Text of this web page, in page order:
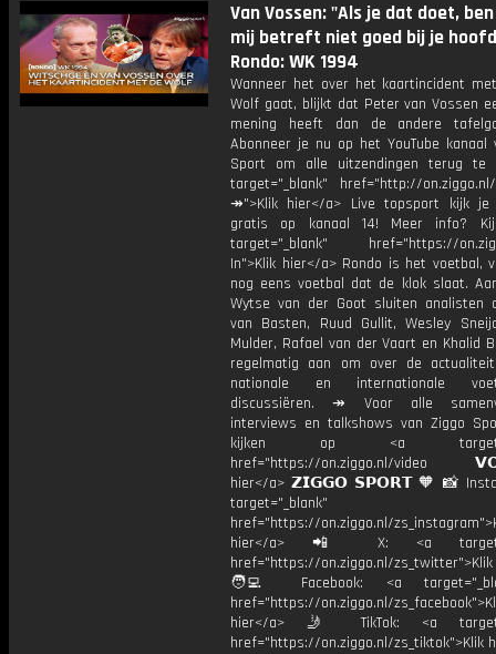
Van Vossen: "Als je dat doet,
mij betreft niet goed bij je
Rondo: WK 1994
Wanneer het over het kaartincident
Wolf gaat, blijkt dat Peter van Vossen
mening heeft dan de andere
Abonneer je nu op het YouTube kanaal
Sport om alle uitzendingen terug te
target="_blank" href="http://
↠">Klik hier</a> Live topsport kijk je
gratis op kanaal 14! Meer info?
target="_blank" href="https://
In">Klik hier</a> Rondo is het voetbal,
nog eens voetbal dat de klok slaat.
Wytse van der Goot sluiten analisten
van Basten, Ruud Gullit, Wesley
Mulder, Rafael van der Vaart en Khalid
regelmatig aan om over de
nationale en internationale
discussiëren. ↠ Voor alle
interviews en talkshows van Ziggo
kijken op <a
href="https://on.ziggo.nl/video
hier</a> 𝗭𝗜𝗚𝗚𝗢 𝗦𝗣𝗢𝗥𝗧 🧡 📸
target="_blank"
href="https://on.ziggo.nl/
hier</a> 📲 X: <a
href="https://on.ziggo.nl/
🧑‍💻 Facebook: <a
href="https://on.ziggo.nl/
hier</a> 🤳 TikTok: <a
href="https://on.ziggo.nl/zs_tiktok">Klik